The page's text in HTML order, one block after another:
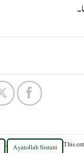
This
Ayatollah Sistani
,